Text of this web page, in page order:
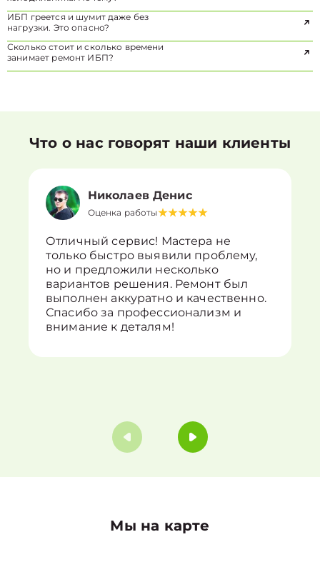
ИБП греется и шумит даже без
нагрузки. Это опасно?
Сколько стоит и сколько времени
занимает ремонт ИБП?
Что о нас говорят наши клиенты
Николаев Денис
Оценка работы
Отличный сервис! Мастера не
только быстро выявили проблему,
но и предложили несколько
вариантов решения. Ремонт был
выполнен аккуратно и качественно.
Спасибо за профессионализм и
внимание к деталям!
Мы на карте